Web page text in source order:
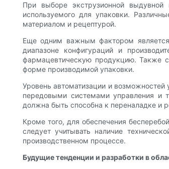
При выборе экструзионной выдувной
используемого для упаковки.
материалом и рецептурой.
Еще одним важным фактором
диапазоне конфигураций и
фармацевтическую продукцию. Также
форме производимой упаковки.
Уровень автоматизации и
передовыми системами управления и
должна быть способна к переналадке и
Кроме того, для обеспечения
следует учитывать наличие
производственном процессе.
Будущие тенденции и разработки в